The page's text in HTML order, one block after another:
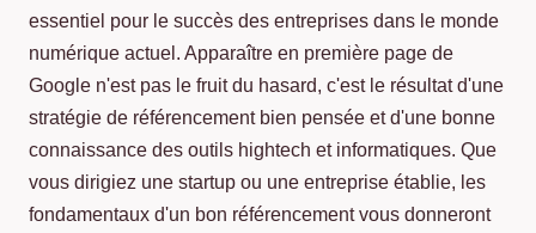
essentiel pour le succès des entreprises dans le monde
numérique actuel. Apparaître en première page de
Google n'est pas le fruit du hasard, c'est le résultat d'une
stratégie de référencement bien pensée et d'une bonne
connaissance des outils hightech et informatiques. Que
vous dirigiez une startup ou une entreprise établie, les
fondamentaux d'un bon référencement vous donneront